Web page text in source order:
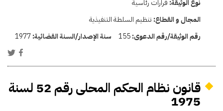
نوع الوثيقة: قرارات رئاسية
المجال و القطاع: تنظيم السلطة التنفيذية
رقم الوثيقة/رقم الدعوى:155 سنة الإصدار/السنة القضائية:1977
قانون نظام الحكم المحلى رقم 52 لسنة
1975